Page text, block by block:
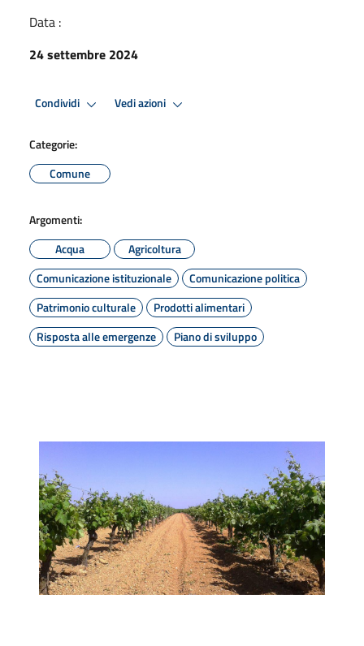
Data :
24 settembre 2024
Condividi Vedi azioni
Categorie:
Comune
Argomenti:
Acqua
Agricoltura
Comunicazione istituzionale
Comunicazione politica
Patrimonio culturale
Prodotti alimentari
Risposta alle emergenze
Piano di sviluppo